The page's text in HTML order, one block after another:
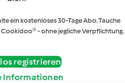
ein kostenloses 30-Tage Abo. Tauche
- ohne jegliche Verpflichtung.
registrieren
Informationen